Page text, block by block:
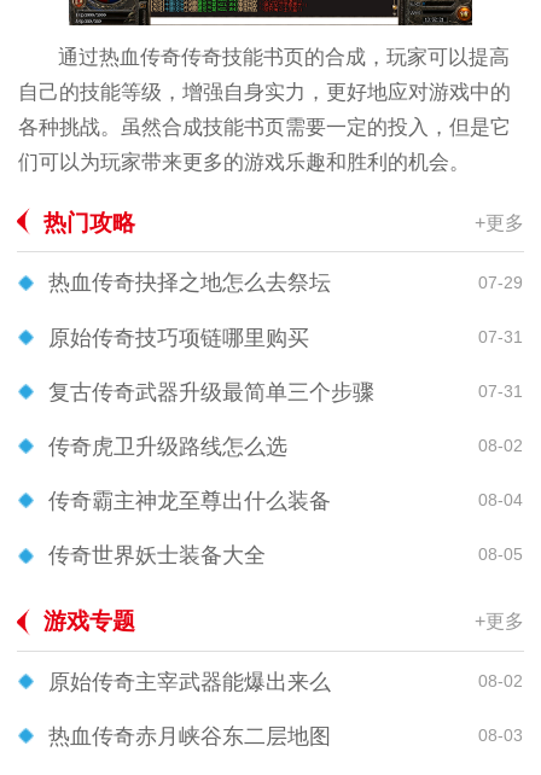
通过热血传奇传奇技能书页的合成，玩家可以提高
自己的技能等级，增强自身实力，更好地应对游戏中的
各种挑战。虽然合成技能书页需要一定的投入，但是它
们可以为玩家带来更多的游戏乐趣和胜利的机会。
热门攻略 +更多
热血传奇抉择之地怎么去祭坛 07-29
原始传奇技巧项链哪里购买 07-31
复古传奇武器升级最简单三个步骤 07-31
传奇虎卫升级路线怎么选 08-02
传奇霸主神龙至尊出什么装备 08-04
传奇世界妖士装备大全 08-05
游戏专题 +更多
原始传奇主宰武器能爆出来么 08-02
热血传奇赤月峡谷东二层地图 08-03